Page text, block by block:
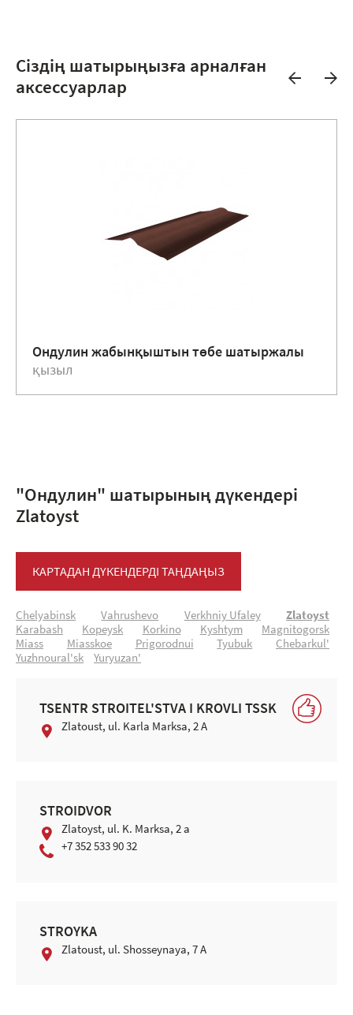
Сіздің шатырыңызға арналған
аксессуарлар
Ондулин жабынқыштын төбе шатыржалы
қызыл
"Ондулин" шатырының дүкендері
Zlatoyst
КАРТАДАН ДҮКЕНДЕРДІ ТАҢДАҢЫЗ
Chelyabinsk Vahrushevo Verkhniy Ufaley
Zlatoyst
Karabash
Kopeysk Korkino Kyshtym
Magnitogorsk
Miass
Miasskoe Prigorodnui Tyubuk
Chebarkul'
Yuzhnoural'sk
Yuryuzan'
TSENTR STROITEL'STVA I KROVLI TSSK
Zlatoust, ul. Karla Marksa, 2 A
STROIDVOR
Zlatoyst, ul. K. Marksa, 2 a
+7 352 533 90 32
STROYKA
Zlatoust, ul. Shosseynaya, 7 A